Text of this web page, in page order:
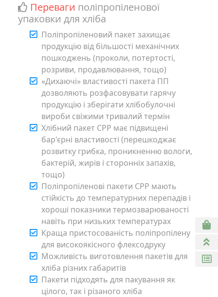
Переваги поліпропіленової
упаковки для хліба
Поліпропіленовий пакет захищає
продукцію від більшості механічних
пошкоджень (проколи, потертості,
розриви, продавлювання, тощо)
«Дихаючі» властивості пакета ПП
дозволяють розфасовувати гарячу
продукцію і зберігати хлібобулочні
вироби свіжими тривалий термін
Хлібний пакет CPP має підвищені
бар'єрні властивості (перешкоджає
розвитку грибка, проникненню вологи,
бактерій, жирів і сторонніх запахів,
тощо)
Поліпропіленові пакети СРР мають
стійкість до температурних перепадів і
хороші показники термозварюваності
навіть при низьких температурах
Краща пристосованість поліпропілену
для високоякісного флексодруку
Можливість виготовлення пакетів для
хліба різних габаритів
Пакети підходять для пакування як
цілого, так і різаного хліба